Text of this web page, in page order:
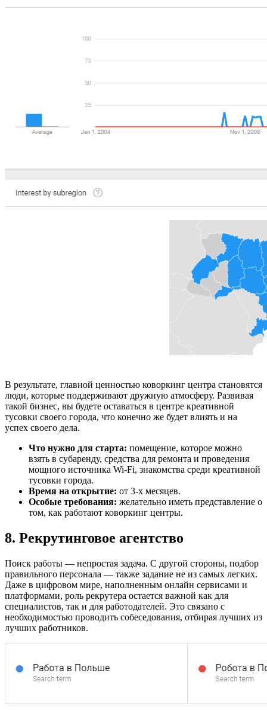
В результате, главной ценностью коворкинг центра становятся
люди, которые поддерживают дружную атмосферу. Развивая
такой бизнес, вы будете оставаться в центре креативной
тусовки своего города, что конечно же будет влиять и на
успех своего дела.
Что нужно для старта: помещение, которое можно
взять в субаренду, средства для ремонта и проведения
мощного источника Wi-Fi, знакомства среди креативной
тусовки города.
Время на открытие: от 3-х месяцев.
Особые требования: желательно иметь представление о
том, как работают коворкинг центры.
8. Рекрутинговое агентство
Поиск работы — непростая задача. С другой стороны, подбор
правильного персонала — также задание не из самых легких.
Даже в цифровом мире, наполненным онлайн сервисами и
платформами, роль рекрутера остается важной как для
специалистов, так и для работодателей. Это связано с
необходимостью проводить собеседования, отбирая лучших из
лучших работников.